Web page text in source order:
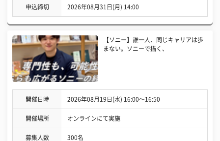
申込締切 2026年08月31日(月) 14:00
【ソニー】誰一人、同じキャリアは歩
まない。ソニーで描く、
開催日時 2026年08月19日(水) 16:00〜16:50
開催場所 オンラインにて実施
募集人数 300名